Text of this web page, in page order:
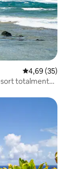
4,69 de uma
4,69 (35)
totalmente